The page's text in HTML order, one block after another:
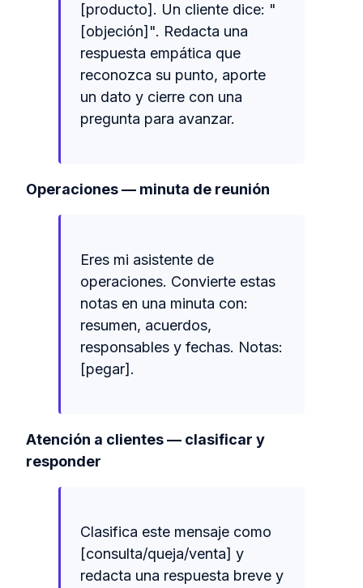
[producto]. Un cliente dice: "
[objeción]". Redacta una
respuesta empática que
reconozca su punto, aporte
un dato y cierre con una
pregunta para avanzar.
Operaciones — minuta de reunión
Eres mi asistente de
operaciones. Convierte estas
notas en una minuta con:
resumen, acuerdos,
responsables y fechas. Notas:
[pegar].
Atención a clientes — clasificar y
responder
Clasifica este mensaje como
[consulta/queja/venta] y
redacta una respuesta breve y